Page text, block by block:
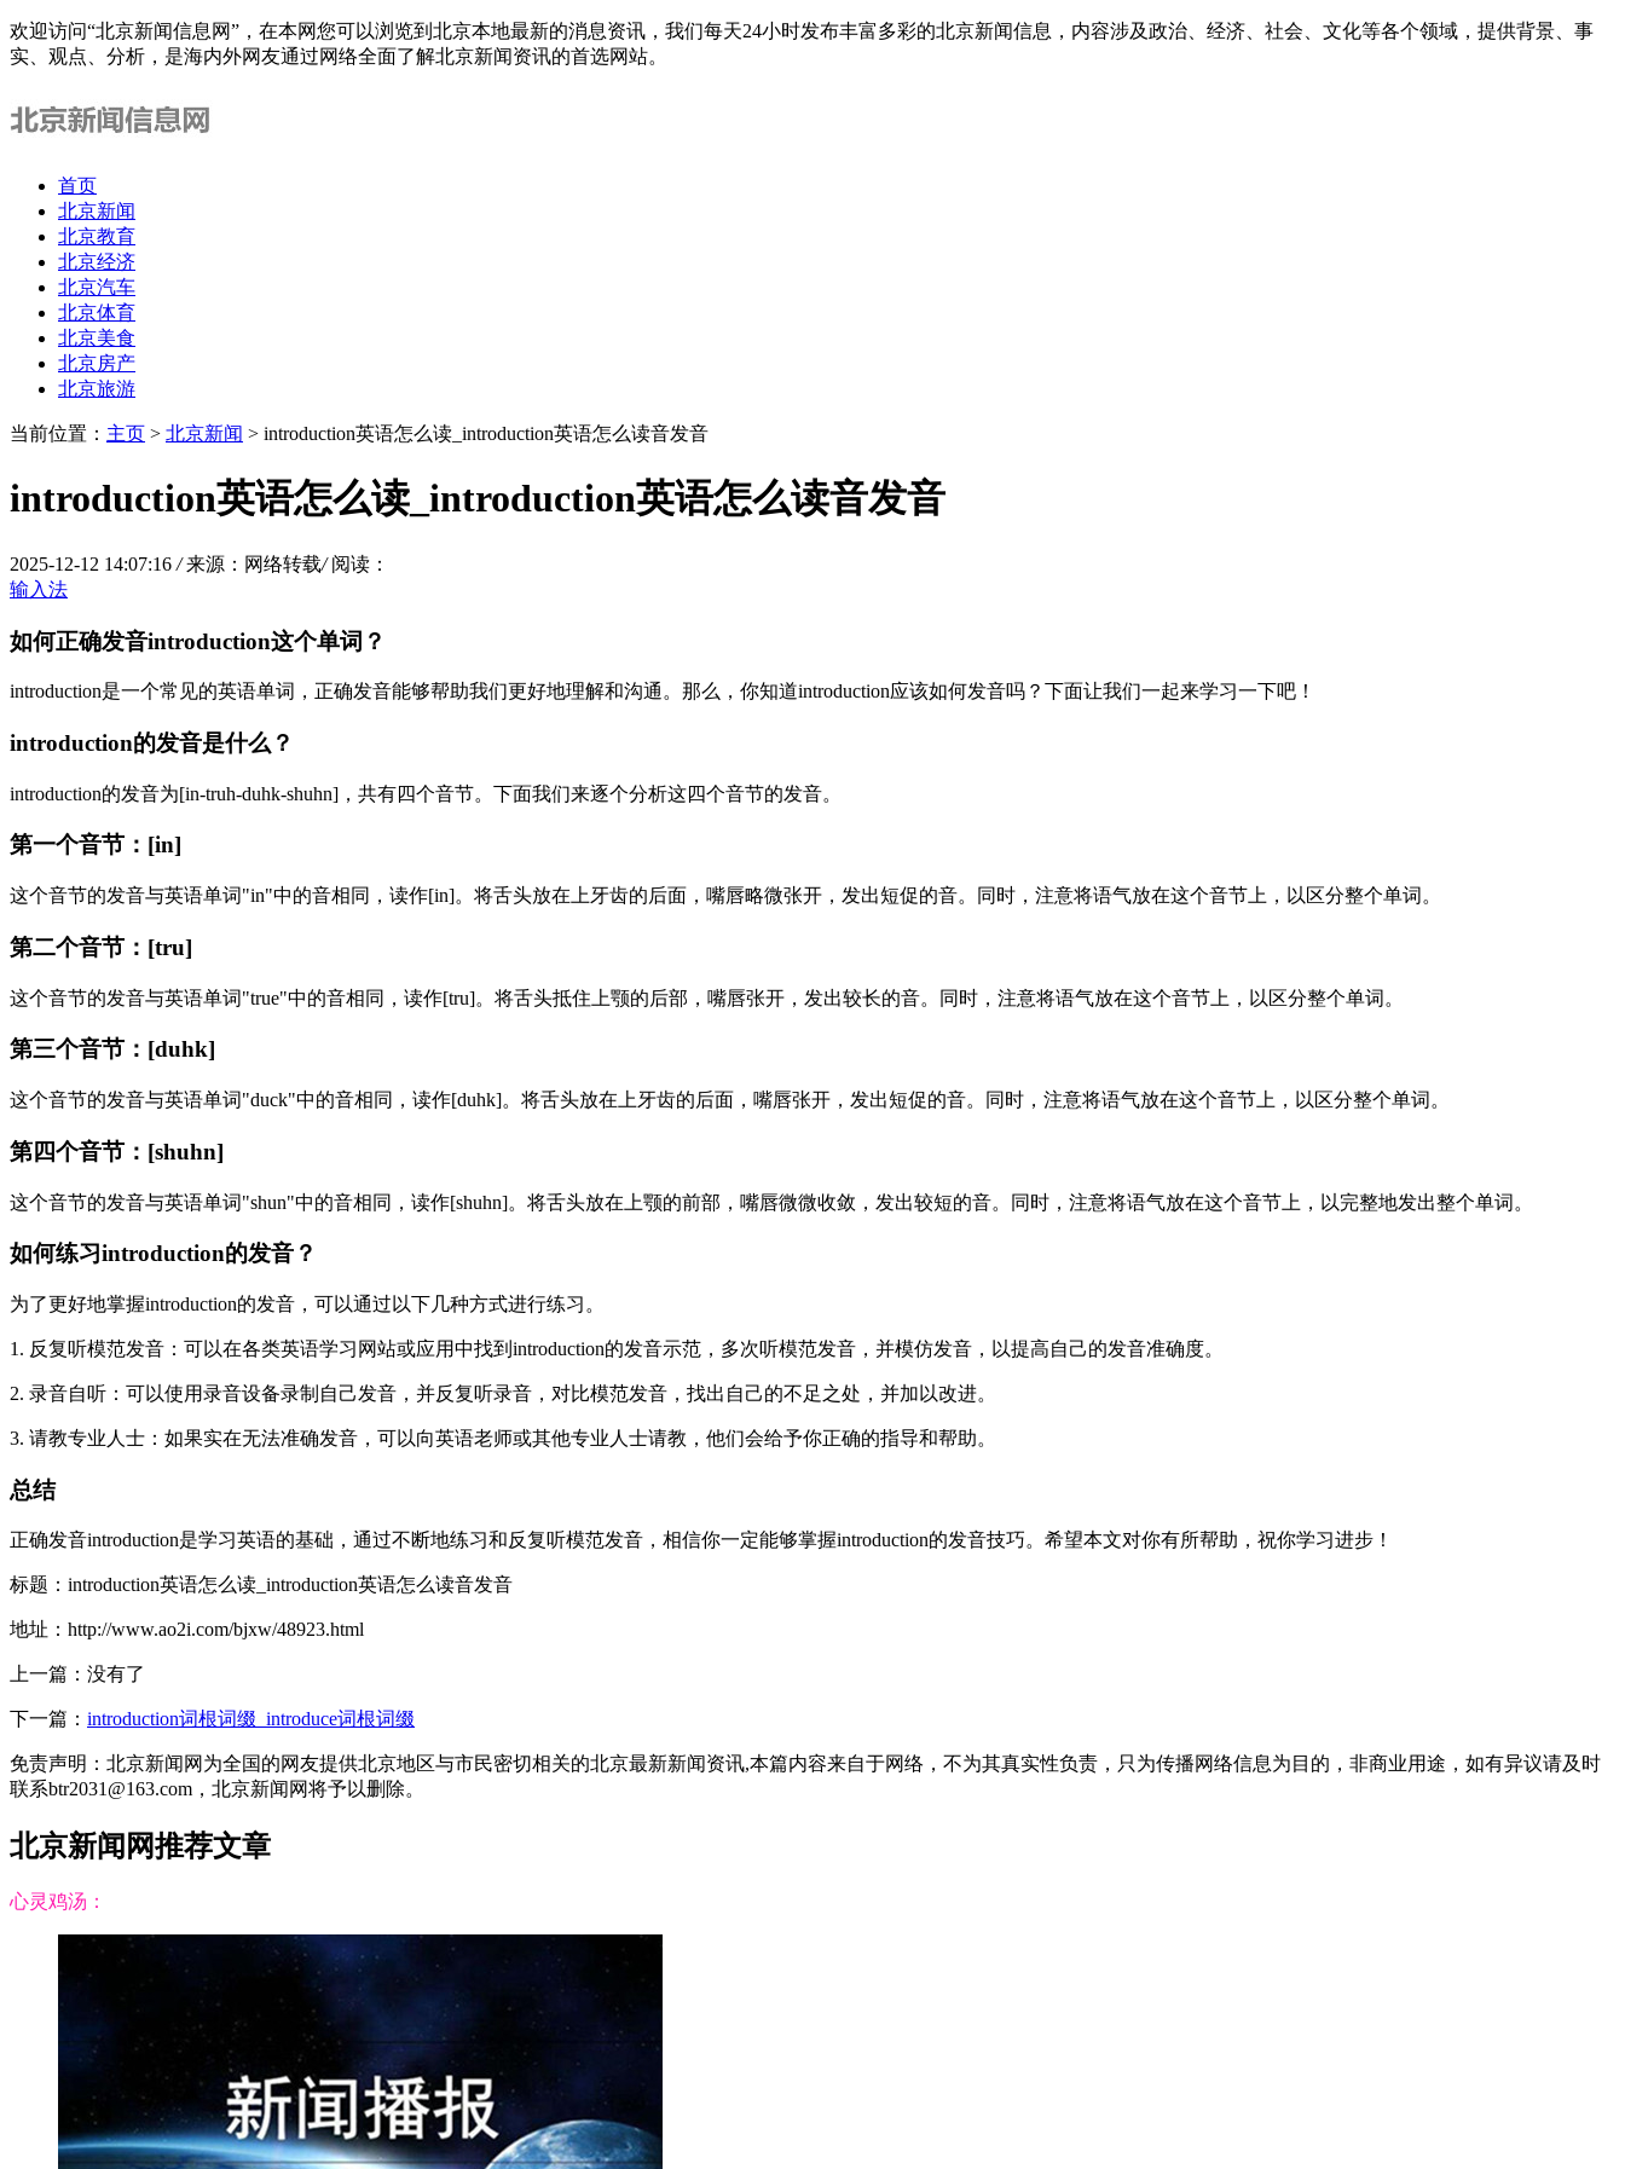
欢迎访问“北京新闻信息网”，在本网您可以浏览到北京本地最新的消息资讯，我们每天24小时发布丰富多彩的北京新闻信息，内容涉及政治、经济、社会、文化等各个领域，提供背景、事
实、观点、分析，是海内外网友通过网络全面了解北京新闻资讯的首选网站。
首页
北京新闻
北京教育
北京经济
北京汽车
北京体育
北京美食
北京房产
北京旅游
当前位置： 主页 > 北京新闻 > introduction英语怎么读_introduction英语怎么读音发音
introduction英语怎么读_introduction英语怎么读音发音
2025-12-12 14:07:16 / 来源：网络转载/ 阅读：
输入法
如何正确发音introduction这个单词？
introduction是一个常见的英语单词，正确发音能够帮助我们更好地理解和沟通。那么，你知道introduction应该如何发音吗？下面让我们一起来学习一下吧！
introduction的发音是什么？
introduction的发音为[in-truh-duhk-shuhn]，共有四个音节。下面我们来逐个分析这四个音节的发音。
第一个音节：[in]
这个音节的发音与英语单词"in"中的音相同，读作[in]。将舌头放在上牙齿的后面，嘴唇略微张开，发出短促的音。同时，注意将语气放在这个音节上，以区分整个单词。
第二个音节：[tru]
这个音节的发音与英语单词"true"中的音相同，读作[tru]。将舌头抵住上颚的后部，嘴唇张开，发出较长的音。同时，注意将语气放在这个音节上，以区分整个单词。
第三个音节：[duhk]
这个音节的发音与英语单词"duck"中的音相同，读作[duhk]。将舌头放在上牙齿的后面，嘴唇张开，发出短促的音。同时，注意将语气放在这个音节上，以区分整个单词。
第四个音节：[shuhn]
这个音节的发音与英语单词"shun"中的音相同，读作[shuhn]。将舌头放在上颚的前部，嘴唇微微收敛，发出较短的音。同时，注意将语气放在这个音节上，以完整地发出整个单词。
如何练习introduction的发音？
为了更好地掌握introduction的发音，可以通过以下几种方式进行练习。
1. 反复听模范发音：可以在各类英语学习网站或应用中找到introduction的发音示范，多次听模范发音，并模仿发音，以提高自己的发音准确度。
2. 录音自听：可以使用录音设备录制自己发音，并反复听录音，对比模范发音，找出自己的不足之处，并加以改进。
3. 请教专业人士：如果实在无法准确发音，可以向英语老师或其他专业人士请教，他们会给予你正确的指导和帮助。
总结
正确发音introduction是学习英语的基础，通过不断地练习和反复听模范发音，相信你一定能够掌握introduction的发音技巧。希望本文对你有所帮助，祝你学习进步！
标题：introduction英语怎么读_introduction英语怎么读音发音
地址：http://www.ao2i.com/bjxw/48923.html
上一篇：没有了
下一篇： introduction词根词缀_introduce词根词缀
免责声明：北京新闻网为全国的网友提供北京地区与市民密切相关的北京最新新闻资讯,本篇内容来自于网络，不为其真实性负责，只为传播网络信息为目的，非商业用途，如有异议请及时
联系btr2031@163.com，北京新闻网将予以删除。
北京新闻网推荐文章
心灵鸡汤：